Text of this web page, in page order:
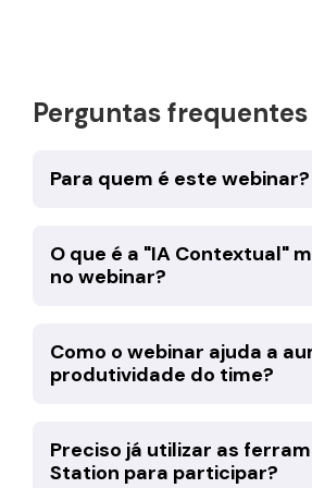
Perguntas frequentes
Para quem é este webinar?
O que é a "IA Contextual"
no webinar?
Como o webinar ajuda a
produtividade do time?
Preciso já utilizar as
Station para participar?